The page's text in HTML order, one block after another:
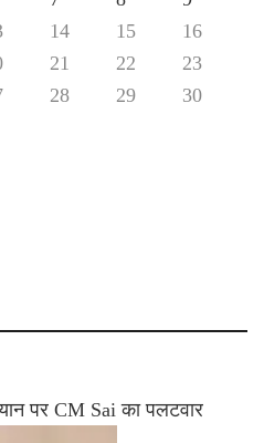
14 15
16
21 22
23
28 29
30
पर CM Sai का पलटवार